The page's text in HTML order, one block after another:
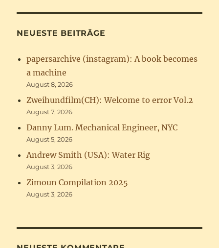
NEUESTE BEITRÄGE
papersarchive (instagram): A book becomes
a machine
August 8, 2026
Zweihundfilm(CH): Welcome to error Vol.2
August 7, 2026
Danny Lum. Mechanical Engineer, NYC
August 5, 2026
Andrew Smith (USA): Water Rig
August 3, 2026
Zimoun Compilation 2025
August 3, 2026